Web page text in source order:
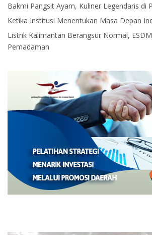
Bakmi Pangsit Ayam, Kuliner Legendaris di
Ketika Institusi Menentukan Masa Depan
Listrik Kalimantan Berangsur Normal,
Pemadaman